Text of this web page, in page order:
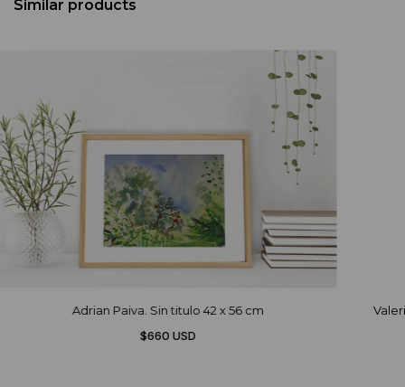
Similar products
Adrian Paiva. Sin titulo 42 x 56 cm
$660 USD